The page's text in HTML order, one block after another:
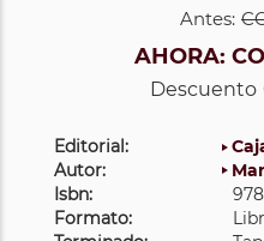
Antes:
AHORA:
Descuento
Editorial:
Autor:
Isbn:
Formato: